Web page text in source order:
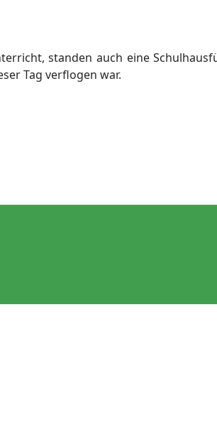
standen auch eine
Tag verflogen war.